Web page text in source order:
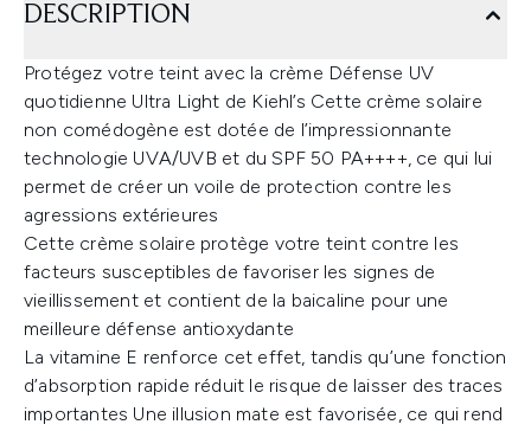
DESCRIPTION
Protégez votre teint avec la crème Défense UV
quotidienne Ultra Light de Kiehl’s Cette crème solaire
non comédogène est dotée de l’impressionnante
technologie UVA/UVB et du SPF 50 PA++++, ce qui lui
permet de créer un voile de protection contre les
agressions extérieures
Cette crème solaire protège votre teint contre les
facteurs susceptibles de favoriser les signes de
vieillissement et contient de la baicaline pour une
meilleure défense antioxydante
La vitamine E renforce cet effet, tandis qu’une fonction
d’absorption rapide réduit le risque de laisser des traces
importantes Une illusion mate est favorisée, ce qui rend